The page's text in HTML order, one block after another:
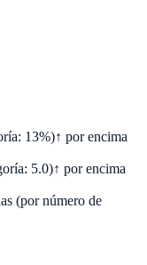
13%)↑ por encima
5.0)↑ por encima
(por número de